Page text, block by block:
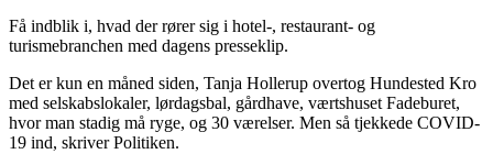
Få indblik i, hvad der rører sig i hotel-, restaurant- og
turismebranchen med dagens presseklip.
Det er kun en måned siden, Tanja Hollerup overtog Hundested Kro
med selskabslokaler, lørdagsbal, gårdhave, værtshuset Fadeburet,
hvor man stadig må ryge, og 30 værelser. Men så tjekkede COVID-
19 ind, skriver Politiken.